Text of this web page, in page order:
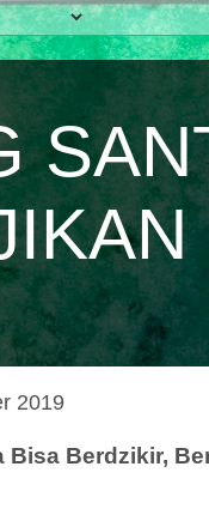
2019
Bisa Berdzikir,